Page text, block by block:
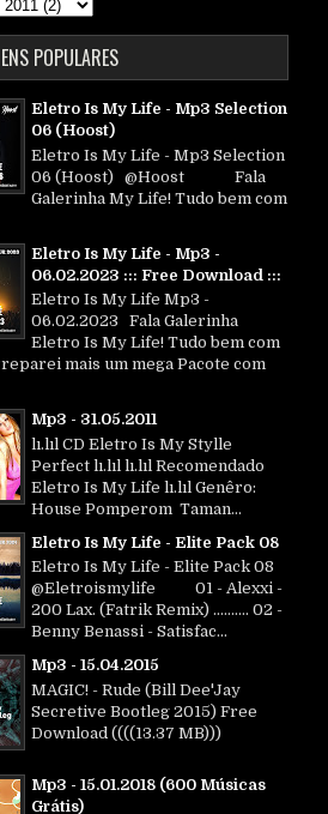
POPULARES
Eletro Is My Life - Mp3 Selection
06 (Hoost)
Eletro Is My Life - Mp3 Selection
06 (Hoost) @Hoost Fala
Galerinha My Life! Tudo bem com
Eletro Is My Life - Mp3 -
06.02.2023 ::: Free Download :::
Eletro Is My Life Mp3 -
06.02.2023 Fala Galerinha
Eletro Is My Life! Tudo bem com
mais um mega Pacote com
Mp3 - 31.05.2011
lı.lıl CD Eletro Is My Stylle
Perfect lı.lıl lı.lıl Recomendado
Eletro Is My Life lı.lıl Genêro:
House Pomperom Taman...
Eletro Is My Life - Elite Pack 08
Eletro Is My Life - Elite Pack 08
@Eletroismylife 01 - Alexxi -
200 Lax. (Fatrik Remix) .......... 02 -
Benny Benassi - Satisfac...
Mp3 - 15.04.2015
MAGIC! - Rude (Bill Dee'Jay
Secretive Bootleg 2015) Free
Download ((((13.37 MB)))
Mp3 - 15.01.2018 (600 Músicas
Grátis)